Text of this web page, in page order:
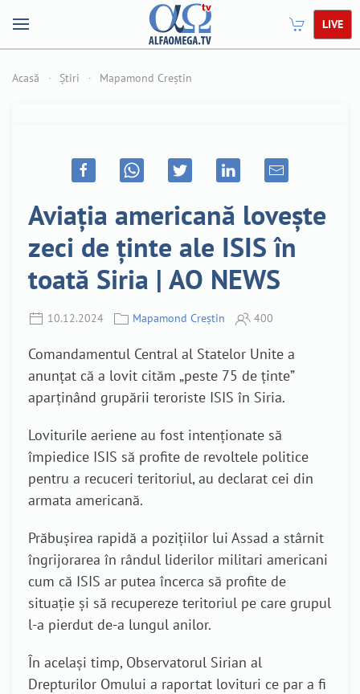
LIVE
Acasă Știri Mapamond Creștin
Aviația americană lovește
zeci de ținte ale ISIS în
toată Siria | AO NEWS
10.12.2024 Mapamond Creștin 400
Comandamentul Central al Statelor Unite a
anunțat că a lovit cităm „peste 75 de ținte”
aparținând grupării teroriste ISIS în Siria.
Loviturile aeriene au fost intenționate să
împiedice ISIS să profite de revoltele politice
pentru a recuceri teritoriul, au declarat cei din
armata americană.
Prăbușirea rapidă a pozițiilor lui Assad a stârnit
îngrijorarea în rândul liderilor militari americani
cum că ISIS ar putea încerca să profite de
situație și să recupereze teritoriul pe care grupul
l-a pierdut de-a lungul anilor.
În același timp, Observatorul Sirian al
Drepturilor Omului a raportat lovituri ce par a fi